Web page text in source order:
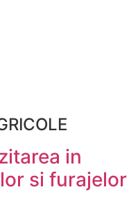
in
si furajelor